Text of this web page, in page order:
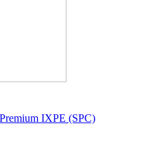
IXPE (SPC)